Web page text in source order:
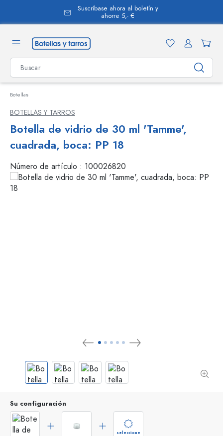
Suscríbase ahora al boletín y
ahorre 5,- €
Botellas
BOTELLAS Y TARROS
Botella de vidrio de 30 ml 'Tamme',
cuadrada, boca: PP 18
Número de artículo : 100026820
Su configuración
seleccione